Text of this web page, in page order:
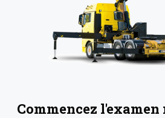
Commencez